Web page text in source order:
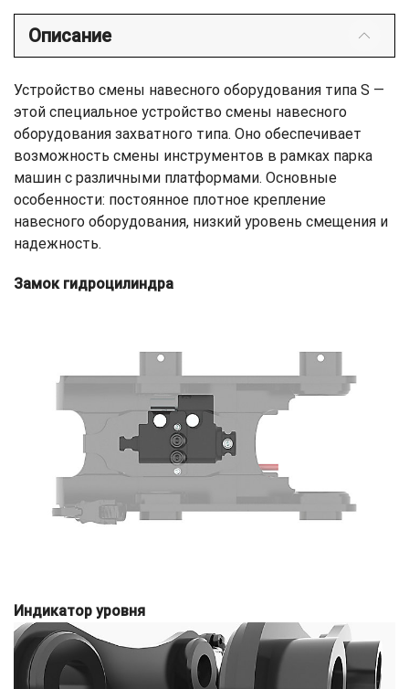
Описание
Устройство смены навесного оборудования типа S —
этой специальное устройство смены навесного
оборудования захватного типа. Оно обеспечивает
возможность смены инструментов в рамках парка
машин с различными платформами. Основные
особенности: постоянное плотное крепление
навесного оборудования, низкий уровень смещения и
надежность.
Замок гидроцилиндра
Индикатор уровня